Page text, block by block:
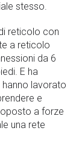
stesso.
reticolo con
a reticolo
da 6
E ha
lavorato
e
a forze
una rete